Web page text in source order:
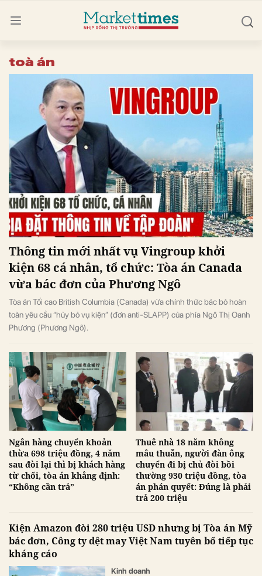
toà án
Thông tin mới nhất vụ Vingroup khởi
kiện 68 cá nhân, tổ chức: Tòa án Canada
vừa bác đơn của Phương Ngô
Tòa án Tối cao British Columbia (Canada) vừa chính thức bác bỏ hoàn
toàn yêu cầu “hủy bỏ vụ kiện” (đơn anti-SLAPP) của phía Ngô Thị Oanh
Phương (Phương Ngô).
Ngân hàng chuyển khoản
thừa 698 triệu đồng, 4 năm
sau đòi lại thì bị khách hàng
từ chối, tòa án khẳng định:
“Không cần trả”
Thuê nhà 18 năm không
mâu thuẫn, người đàn ông
chuyển đi bị chủ đòi bồi
thường 930 triệu đồng, tòa
án phán quyết: Đúng là phải
trả 200 triệu
Kiện Amazon đòi 280 triệu USD nhưng bị Tòa án Mỹ
bác đơn, Công ty dệt may Việt Nam tuyên bố tiếp tục
kháng cáo
Kinh doanh